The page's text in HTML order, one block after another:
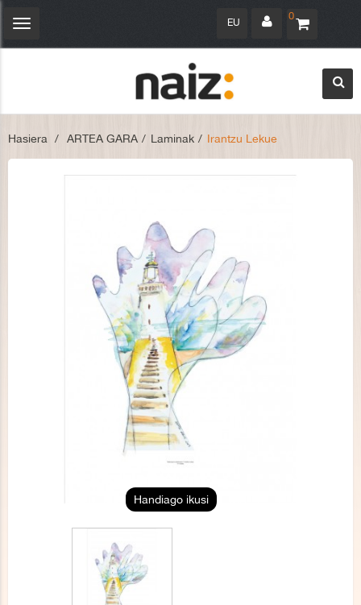
0
EU
Navegación
Hasiera > ARTEA GARA > Laminak > Irantzu Lekue
Handiago ikusi